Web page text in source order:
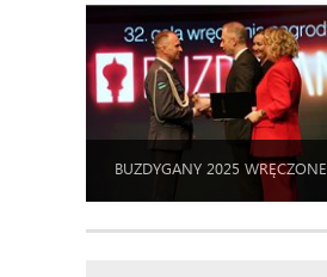
BUZDYGANY 2025 WRĘCZONE